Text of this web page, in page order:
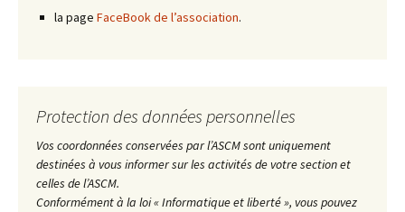
la page FaceBook de l’association.
Protection des données personnelles
Vos coordonnées conservées par l’ASCM sont uniquement
destinées à vous informer sur les activités de votre section et
celles de l’ASCM.
Conformément à la loi « Informatique et liberté », vous pouvez